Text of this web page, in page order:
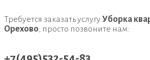
Требуется заказать услугу Уборка
Орехово, просто позвоните нам: